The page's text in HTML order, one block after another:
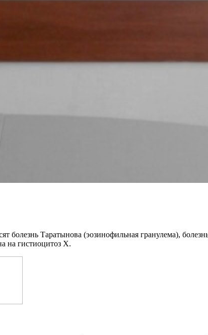
болезнь Таратынова (эозинофильная гранулема),
на гистиоцитоз X.